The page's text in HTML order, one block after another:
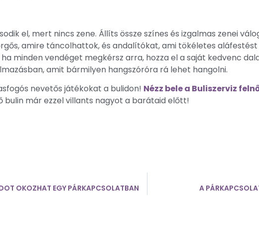
el, mert nincs zene. Állíts össze színes és izgalmas zenei
amire táncolhattok, és andalítókat, ami tökéletes
minden vendéget megkérsz arra, hozza el a saját kedvenc
amit bármilyen hangszóróra rá lehet hangolni.
nevetős játékokat a bulidon! Nézz bele a Buliszerviz
bulin már ezzel villants nagyot a barátaid előtt!
OKOZHAT EGY PÁRKAPCSOLATBAN A